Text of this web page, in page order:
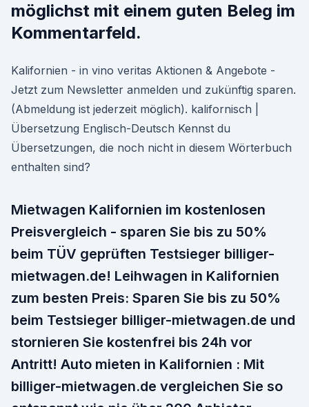
möglichst mit einem guten Beleg im
Kommentarfeld.
Kalifornien - in vino veritas Aktionen & Angebote -
Jetzt zum Newsletter anmelden und zukünftig sparen.
(Abmeldung ist jederzeit möglich). kalifornisch |
Übersetzung Englisch-Deutsch Kennst du
Übersetzungen, die noch nicht in diesem Wörterbuch
enthalten sind?
Mietwagen Kalifornien im kostenlosen
Preisvergleich - sparen Sie bis zu 50%
beim TÜV geprüften Testsieger billiger-
mietwagen.de! Leihwagen in Kalifornien
zum besten Preis: Sparen Sie bis zu 50%
beim Testsieger billiger-mietwagen.de und
stornieren Sie kostenfrei bis 24h vor
Antritt! Auto mieten in Kalifornien : Mit
billiger-mietwagen.de vergleichen Sie so